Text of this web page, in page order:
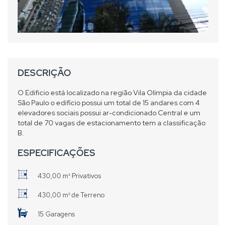
DESCRIÇÃO
O Edificio está localizado na região Vila Olímpia da cidade
São Paulo o edifício possui um total de 15 andares com 4
elevadores sociais possui ar-condicionado Central e um
total de 70 vagas de estacionamento tem a classificação
B.
ESPECIFICAÇÕES
430,00 m² Privativos
430,00 m² de Terreno
15 Garagens